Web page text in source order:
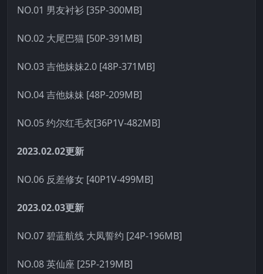
NO.01 男友衬衫 [35P-300MB]
NO.02 大尾巴猫 [50P-391MB]
NO.03 吉他妹妹2.0 [48P-371MB]
NO.04 吉他妹妹 [48P-209MB]
NO.05 约尔红毛衣[36P1V-482MB]
2023.02.02更新
NO.06 反差修女 [40P1V-499MB]
2023.02.03更新
NO.07 碧蓝航线 大凤誓约 [24P-196MB]
NO.08 英仙座 [25P-219MB]